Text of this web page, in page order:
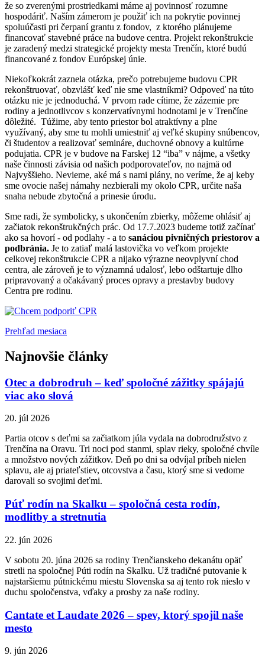
že so zverenými prostriedkami máme aj povinnosť rozumne
hospodáriť. Naším zámerom je použiť ich na pokrytie povinnej
spoluúčasti pri čerpaní grantu z fondov, z ktorého plánujeme
financovať stavebné práce na budove centra. Projekt rekonštrukcie
je zaradený medzi strategické projekty mesta Trenčín, ktoré budú
financované z fondov Európskej únie.
Niekoľkokrát zaznela otázka, prečo potrebujeme budovu CPR
rekonštruovať, obzvlášť keď nie sme vlastníkmi? Odpoveď na túto
otázku nie je jednoduchá. V prvom rade cítime, že zázemie pre
rodiny a jednotlivcov s konzervatívnymi hodnotami je v Trenčíne
dôležité. Túžime, aby tento priestor bol atraktívny a plne
využívaný, aby sme tu mohli umiestniť aj veľké skupiny snúbencov,
či študentov a realizovať semináre, duchovné obnovy a kultúrne
podujatia. CPR je v budove na Farskej 12 “iba” v nájme, a všetky
naše činnosti závisia od našich podporovateľov, no najmä od
Najvyššieho. Nevieme, aké má s nami plány, no veríme, že aj keby
sme ovocie našej námahy nezbierali my okolo CPR, určite naša
snaha nebude zbytočná a prinesie úrodu.
Sme radi, že symbolicky, s ukončením zbierky, môžeme ohlásiť aj
začiatok rekonštrukčných prác. Od 17.7.2023 budeme totiž začínať
ako sa hovorí - od podlahy - a to sanáciou pivničných priestorov a
podbránia. Je to zatiaľ malá lastovička vo veľkom projekte
celkovej rekonštrukcie CPR a nijako výrazne neovplyvní chod
centra, ale zároveň je to významná udalosť, lebo odštartuje dlho
pripravovaný a očakávaný proces opravy a prestavby budovy
Centra pre rodinu.
Prehľad mesiaca
Najnovšie články
Otec a dobrodruh – keď spoločné zážitky spájajú
viac ako slová
20. júl 2026
Partia otcov s deťmi sa začiatkom júla vydala na dobrodružstvo z
Trenčína na Oravu. Tri noci pod stanmi, splav rieky, spoločné chvíle
a množstvo nových zážitkov. Deň po dni sa odvíjal príbeh nielen
splavu, ale aj priateľstiev, otcovstva a času, ktorý sme si vedome
darovali so svojimi deťmi.
Púť rodín na Skalku – spoločná cesta rodín,
modlitby a stretnutia
22. jún 2026
V sobotu 20. júna 2026 sa rodiny Trenčianskeho dekanátu opäť
stretli na spoločnej Púti rodín na Skalku. Už tradičné putovanie k
najstaršiemu pútnickému miestu Slovenska sa aj tento rok nieslo v
duchu spoločenstva, vďaky a prosby za naše rodiny.
Cantate et Laudate 2026 – spev, ktorý spojil naše
mesto
9. jún 2026